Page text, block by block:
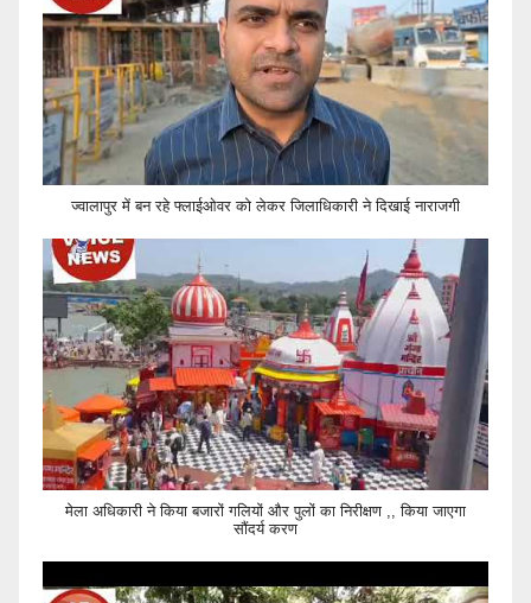
ज्वालापुर में बन रहे फ्लाईओवर को लेकर जिलाधिकारी ने दिखाई नाराजगी
मेला अधिकारी ने किया बजारों गलियों और पुलों का निरीक्षण ,, किया जाएगा
सौंदर्य करण